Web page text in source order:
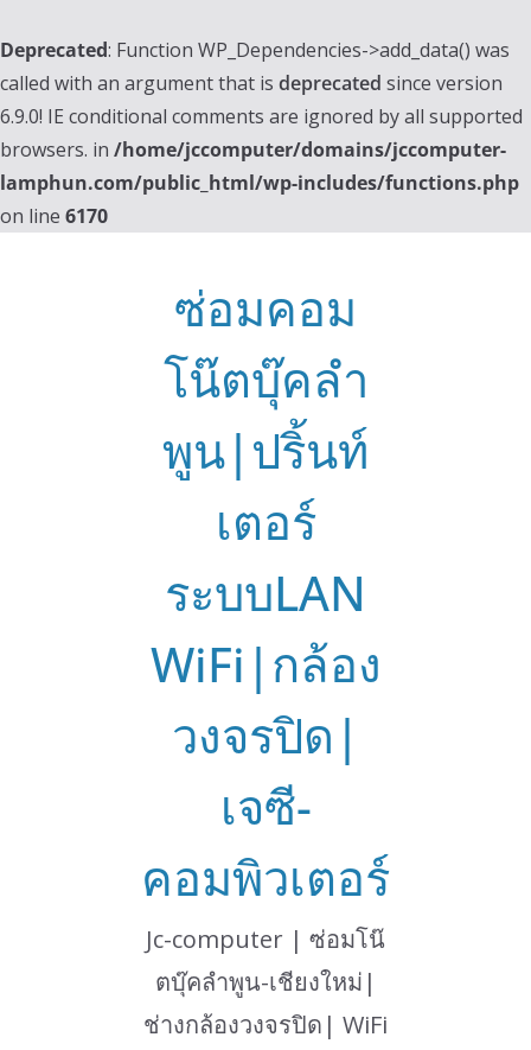
Deprecated: Function WP_Dependencies->add_data() was
called with an argument that is deprecated since version
6.9.0! IE conditional comments are ignored by all supported
browsers. in /home/jccomputer/domains/jccomputer-
lamphun.com/public_html/wp-includes/functions.php
on line 6170
ซ่อมคอม
โน๊ตบุ๊คลำ
พูน|ปริ้นท์
เตอร์
ระบบLAN
WiFi|กล้อง
วงจรปิด|
เจซี-
คอมพิวเตอร์
Jc-computer | ซ่อมโน๊
ตบุ๊คลำพูน-เชียงใหม่|
ช่างกล้องวงจรปิด| WiFi